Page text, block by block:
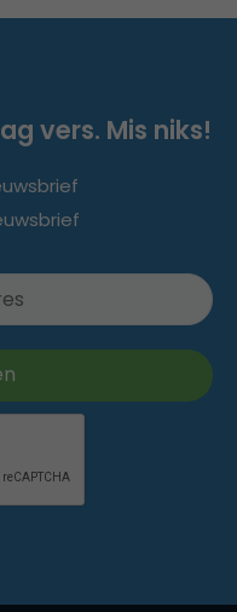
vers. Mis niks!